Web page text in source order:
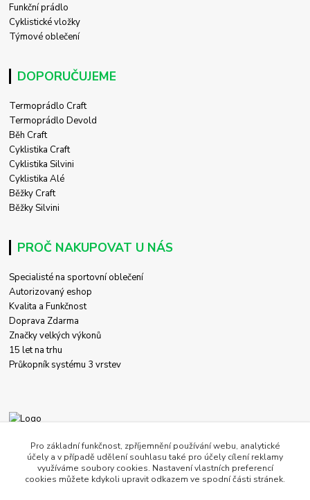
Funkční prádlo
Cyklistické vložky
Týmové oblečení
DOPORUČUJEME
Termoprádlo Craft
Termoprádlo Devold
Běh Craft
Cyklistika Craft
Cyklistika Silvini
Cyklistika Alé
Běžky Craft
Běžky Silvini
PROČ NAKUPOVAT U NÁS
Specialisté na sportovní oblečení
Autorizovaný eshop
Kvalita a Funkčnost
Doprava Zdarma
Značky velkých výkonů
15 let na trhu
Průkopník systému 3 vrstev
+420 774 458 618
obchod@c-store.cz
Pro základní funkčnost, zpříjemnění používání webu, analytické
účely a v případě udělení souhlasu také pro účely cílení reklamy
využíváme soubory cookies. Nastavení vlastních preferencí
cookies můžete kdykoli upravit odkazem ve spodní části stránek.